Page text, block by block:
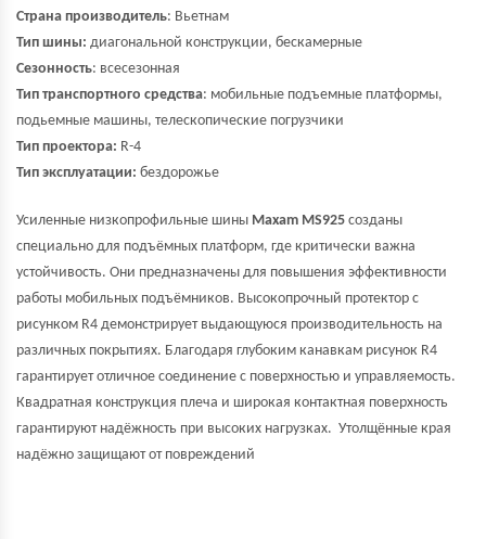
Страна производитель: Вьетнам
Тип шины: диагональной конструкции, бескамерные
Сезонность: всесезонная
Тип транспортного средства: мобильные подъемные платформы,
подьемные машины, телескопические погрузчики
Тип проектора: R-4
Тип эксплуатации: бездорожье
Усиленные низкопрофильные шины Maxam MS925 созданы
специально для подъёмных платформ, где критически важна
устойчивость. Они предназначены для повышения эффективности
работы мобильных подъёмников. Высокопрочный протектор с
рисунком R4 демонстрирует выдающуюся производительность на
различных покрытиях. Благодаря глубоким канавкам рисунок R4
гарантирует отличное соединение с поверхностью и управляемость.
Квадратная конструкция плеча и широкая контактная поверхность
гарантируют надёжность при высоких нагрузках. Утолщённые края
надёжно защищают от повреждений